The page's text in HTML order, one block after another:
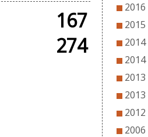
167
274
2016
2015
2014
2014
2013
2013
2012
2006